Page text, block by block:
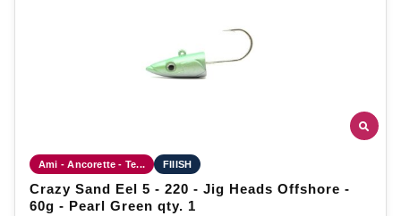
Ami - Ancorette - Te... FIIISH
Crazy Sand Eel 5 - 220 - Jig Heads Offshore -
60g - Pearl Green qty. 1